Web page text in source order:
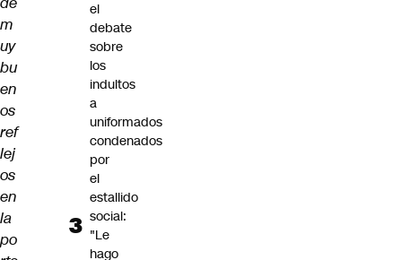
m
uy
bu
en
os
ref
lej
os
en
la
po
el
debate
sobre
los
indultos
a
uniformados
condenados
por
el
estallido
social:
"Le
hago